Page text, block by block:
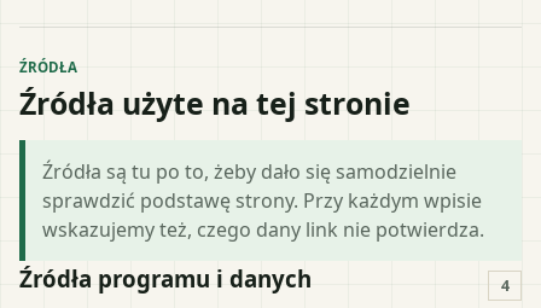
ŹRÓDŁA
Źródła użyte na tej stronie
Źródła są tu po to, żeby dało się samodzielnie
sprawdzić podstawę strony. Przy każdym wpisie
wskazujemy też, czego dany link nie potwierdza.
Źródła programu i danych 4